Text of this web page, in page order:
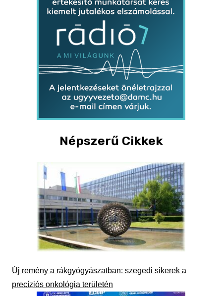
Népszerű Cikkek
Új remény a rákgyógyászatban: szegedi sikerek a
precíziós onkológia területén